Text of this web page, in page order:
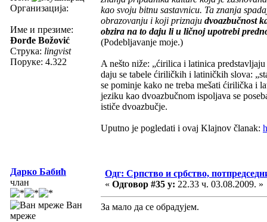
Организација:
Име и презиме:
Đorđe Božović
Струка: lingvist
Поруке: 4.322
kao svoju bitnu sastavnicu. Ta znanja
obrazovanju i koji priznaju dvoazbučnost
obzira na to daju li u ličnoj upotrebi
(Podebljavanje moje.)
A nešto niže: „ćirilica i latinica
daju se tabele ćiriličkih i latiničkih slova:
se pominje kako ne treba mešati ćirilička i
jeziku kao dvoazbučnom ispoljava se
ističe dvoazbučje.
Uputno je pogledati i ovaj Klajnov članak:
Дарко Бабић
члан
Ван
мреже
Одг: Српство и србство,
« Одговор #35 у: 22.33 ч. 03.08.2009. »
За мало да се обрадујем.